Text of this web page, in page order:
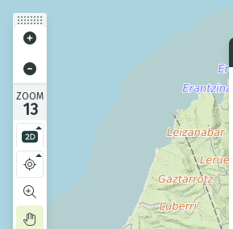
ZOOM
13